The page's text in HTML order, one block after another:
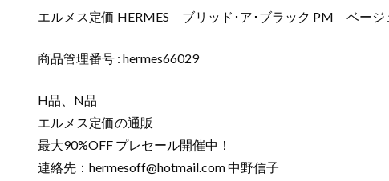
エルメス定価 HERMES ブリッド･ア･ブラック PM ベー
商品管理番号 : hermes66029
H品、N品
エルメス定価の通販
最大90%OFF プレセール開催中！
連絡先： hermesoff@hotmail.com中野信子